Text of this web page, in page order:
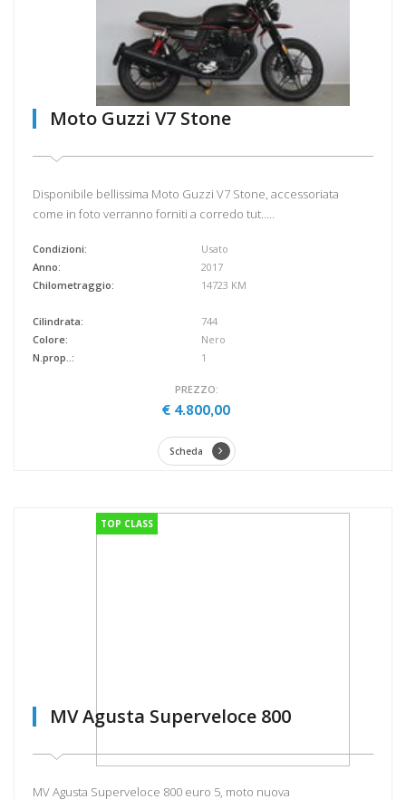
Moto Guzzi V7 Stone
Disponibile bellissima Moto Guzzi V7 Stone, accessoriata
come in foto verranno forniti a corredo tut.....
Condizioni:
Anno:
Chilometraggio:
Usato
2017
14723 KM
Cilindrata:
Colore:
N.prop..:
744
Nero
1
PREZZO:
€ 4.800,00
Scheda
TOP CLASS
MV Agusta Superveloce 800
MV Agusta Superveloce 800 euro 5, moto nuova